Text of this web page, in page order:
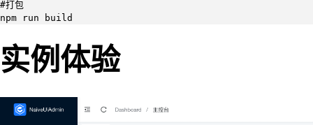
#打包
npm run build
实例体验